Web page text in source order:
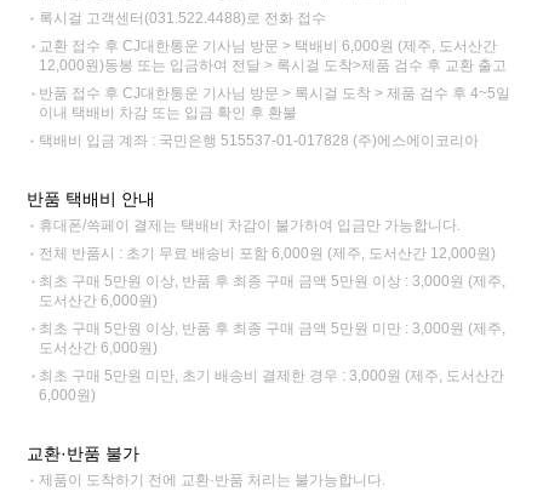
록시걸 고객센터(031.522.4488)로 전화 접수
교환 접수 후 CJ대한통운 기사님 방문 > 택배비 6,000원 (제주, 도서산간
12,000원)동봉 또는 입금하여 전달 > 록시걸 도착>제품 검수 후 교환 출고
반품 접수 후 CJ대한통운 기사님 방문 > 록시걸 도착 > 제품 검수 후 4~5일
이내 택배비 차감 또는 입금 확인 후 환불
택배비 입금 계좌 : 국민은행 515537-01-017828 (주)에스에이코리아
반품 택배비 안내
휴대폰/쓱페이 결제는 택배비 차감이 불가하여 입금만 가능합니다.
전체 반품시 : 초기 무료 배송비 포함 6,000원 (제주, 도서산간 12,000원)
최초 구매 5만원 이상, 반품 후 최종 구매 금액 5만원 이상 : 3,000원 (제주,
도서산간 6,000원)
최초 구매 5만원 이상, 반품 후 최종 구매 금액 5만원 미만 : 3,000원 (제주,
도서산간 6,000원)
최초 구매 5만원 미만, 초기 배송비 결제한 경우 : 3,000원 (제주, 도서산간
6,000원)
교환·반품 불가
제품이 도착하기 전에 교환·반품 처리는 불가능합니다.